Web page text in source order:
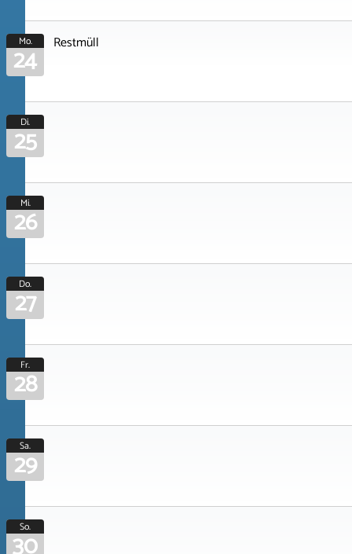
Mo.
24 Restmüll
Di.
25
Mi.
26
Do.
27
Fr.
28
Sa.
29
So.